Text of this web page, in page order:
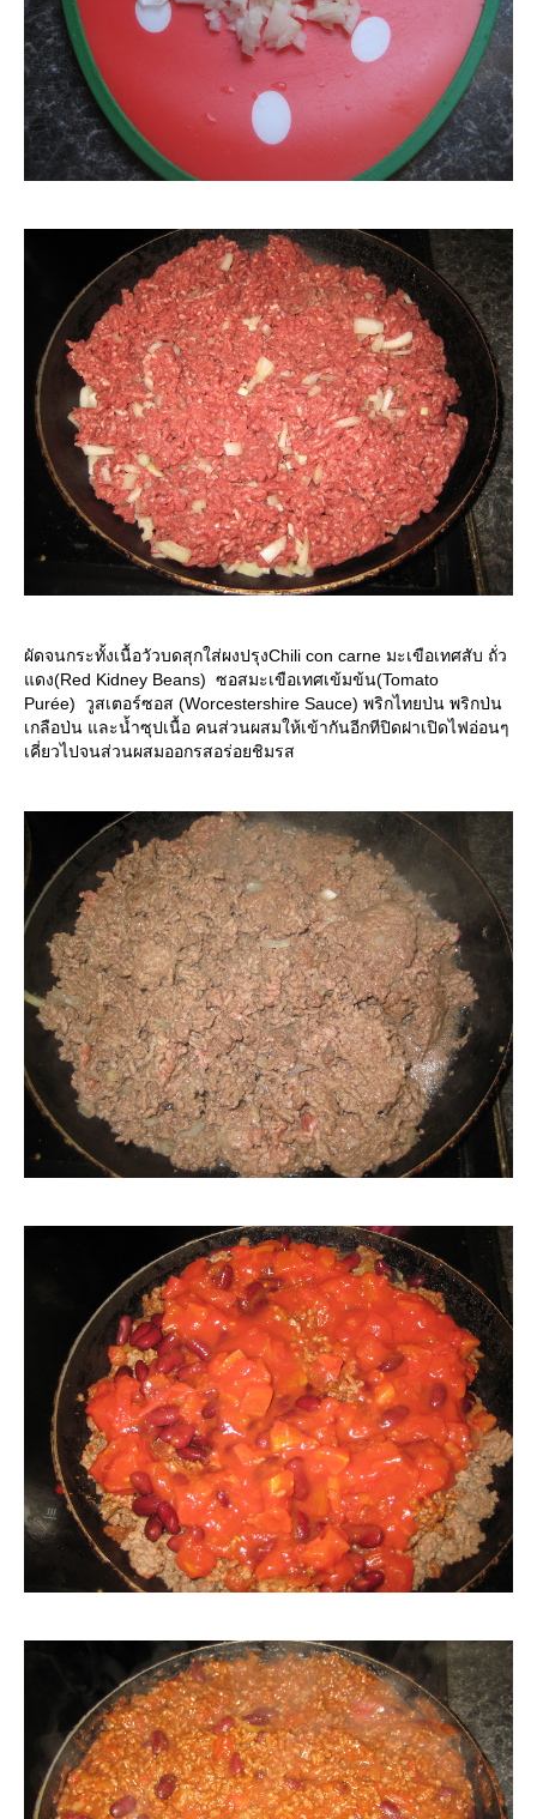
ผัดจนกระทั้งเนื้อวัวบดสุกใส่ผงปรุงChili con carne มะเขือเทศสับ ถั่ว
ดง(Red Kidney Beans) ซอสมะเขือเทศเข้มข้น(Tomato
Purée) วูสเตอร์ซอส (Worcestershire Sauce) พริกไทยป่น พริกป่น
เกลือป่น และน้ำซุปเนื้อ คนส่วนผสมให้เข้ากันอีกทีปิดฝาเปิดไฟอ่อนๆ
เคี่ยวไปจนส่วนผสมออกรสอร่อยชิมรส